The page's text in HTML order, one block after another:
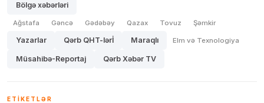
Bölgə xəbərləri
Ağstafa Gəncə Gədəbəy Qazax Tovuz Şəmkir
Yazarlar Qərb QHT-lərİ Maraqlı Elm və Texnologiya
Müsahibə-Reportaj Qərb Xəbər TV
ETIKETLƏR